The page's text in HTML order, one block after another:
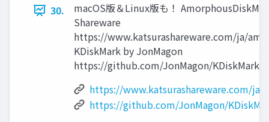
30.
macOS版＆Linux版も！
Shareware
https://www.katsurashareware.com/ja/
KDiskMark by JonMagon
https://github.com/JonMagon/KDiskMark
https://www.katsurashareware.com/ja/
https://github.com/JonMagon/